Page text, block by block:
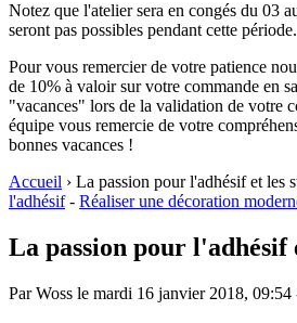
Notez que l'atelier sera en congés du 03
seront pas possibles pendant cette période.
Pour vous remercier de votre patience
de 10% à valoir sur votre commande en
"vacances" lors de la validation de votre
équipe vous remercie de votre
bonnes vacances !
Accueil › La passion pour l'adhésif et les
l'adhésif - Réaliser une décoration
La passion pour l'adhésif
Par Woss le mardi 16 janvier 2018, 09:54